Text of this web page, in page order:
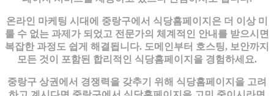
온라인 마케팅 시대에 중랑구에서 식당홈페이지은 더 이상 미
룰 수 없는 과제가 되었고 전문가의 체계적인 안내를 받으시면
복잡한 과정도 쉽게 해결됩니다. 도메인부터 호스팅, 보안까지
모든 것이 포함된 합리적인 식당홈페이지을 경험하세요.
중랑구 상권에서 경쟁력을 갖추기 위해 식당홈페이지을 고려